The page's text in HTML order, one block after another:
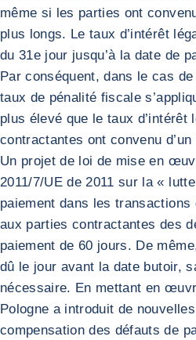
même si les parties ont
plus longs. Le taux d’intérêt
du 31e jour jusqu’à la date de
Par conséquent, dans le cas
taux de pénalité fiscale
plus élevé que le taux
contractantes ont convenu
Un projet de loi de mise en
2011/7/UE de 2011 sur la «
paiement dans les
aux parties contractantes des
paiement de 60 jours. De
dû le jour avant la date butoir,
nécessaire. En mettant en
Pologne a introduit de
compensation des défauts de